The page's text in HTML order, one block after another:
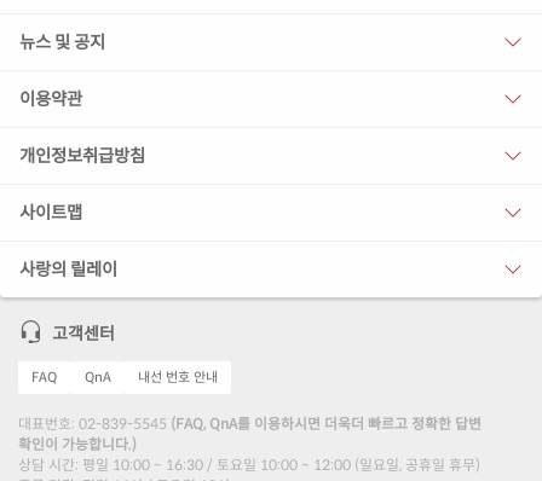
뉴스 및 공지
이용약관
개인정보취급방침
사이트맵
사랑의 릴레이
고객센터
FAQ QnA 내선 번호 안내
대표번호: 02-839-5545 (FAQ, QnA를 이용하시면 더욱더 빠르고 정확한 답변
확인이 가능합니다.)
상담 시간: 평일 10:00 ~ 16:30 / 토요일 10:00 ~ 12:00 (일요일, 공휴일 휴무)